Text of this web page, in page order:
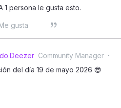
1 persona le gusta esto.
gusta
Community Manager
del día 19 de mayo 2026 😎